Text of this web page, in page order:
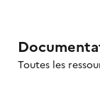
Toutes les